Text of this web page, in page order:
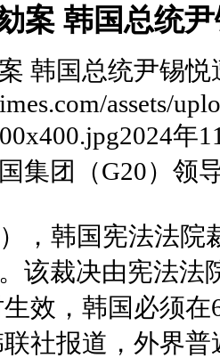
案 韩国总统
韩国总统尹锡悦
assets/
集团（G20）领
，韩国宪法法
该裁决由宪法法
效，韩国必须
社报道，外界